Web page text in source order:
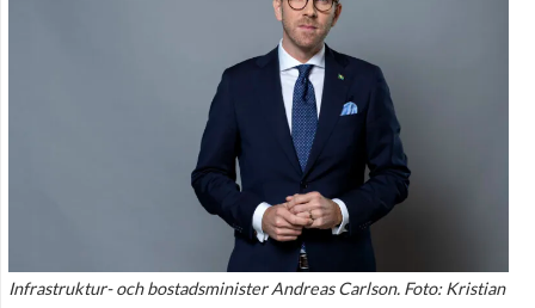
Infrastruktur- och bostadsminister Andreas Carlson. Foto: Kristian